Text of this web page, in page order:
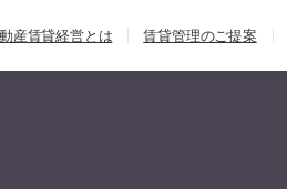
産賃貸経営とは 賃貸管理のご提案